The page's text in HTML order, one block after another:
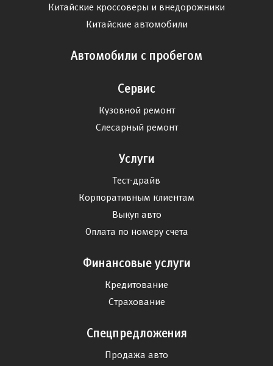
Китайские кроссоверы и внедорожники
Китайские автомобили
Автомобили с пробегом
Сервис
Кузовной ремонт
Слесарный ремонт
Услуги
Тест-драйв
Корпоративным клиентам
Выкуп авто
Оплата по номеру счета
Финансовые услуги
Кредитование
Страхование
Спецпредложения
Продажа авто